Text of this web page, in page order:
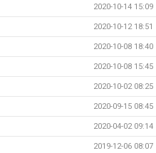
2020-10-14 15:09
2020-10-12 18:51
2020-10-08 18:40
2020-10-08 15:45
2020-10-02 08:25
2020-09-15 08:45
2020-04-02 09:14
2019-12-06 08:07